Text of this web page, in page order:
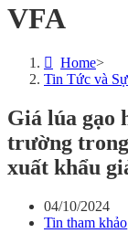
VFA
Home>
Tin Tức và
Giá lúa gạo
trường
xuất khẩu
04/10/2024
Tin tham khảo